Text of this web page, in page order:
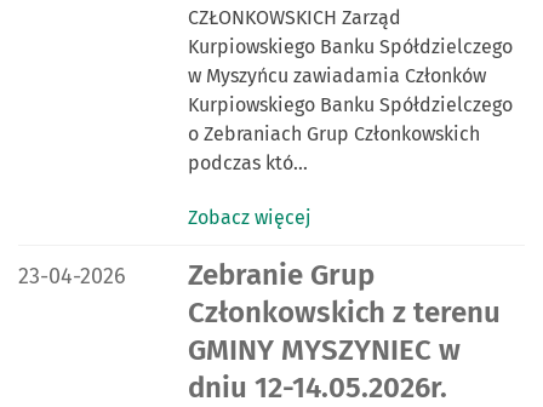
CZŁONKOWSKICH Zarząd
Kurpiowskiego Banku Spółdzielczego
w Myszyńcu zawiadamia Członków
Kurpiowskiego Banku Spółdzielczego
o Zebraniach Grup Członkowskich
podczas któ…
Zobacz więcej
DATA PUBLIKACJI:
23-04-2026
Zebranie Grup
Członkowskich z terenu
GMINY MYSZYNIEC w
dniu 12-14.05.2026r.